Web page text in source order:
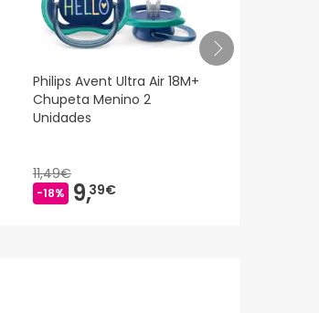
Philips Avent Ultra Air 18M+
Chupeta Menino 2
Unidades
11,49€
-18% 9,39€